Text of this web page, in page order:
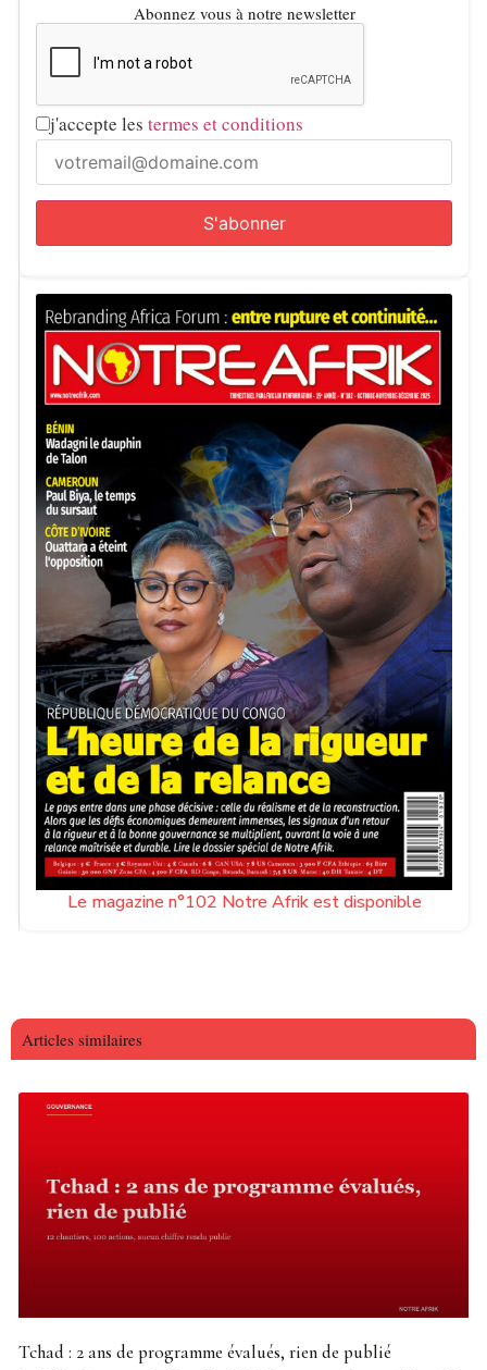
Abonnez vous à notre newsletter
j'accepte les termes et conditions
Le magazine n°102 Notre Afrik est disponible
Articles similaires
Tchad : 2 ans de programme évalués, rien de publié